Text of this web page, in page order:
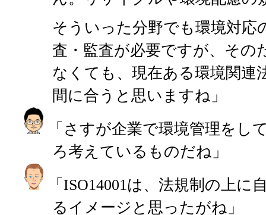
そういった分野でも環境対応
査・監査が必要ですが、その
なくても、現在ある環境関連
間に合うと思いますね」
「さすが企業で環境管理をし
ろ考えているものだね」
「ISO14001は、法規制の上に
るイメージと思ったがね」